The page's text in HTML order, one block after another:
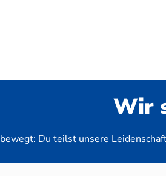
Wir
Du teilst unsere